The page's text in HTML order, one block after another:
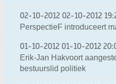
02-10-2012 02-10-2012
PerspectieF introduceert
01-10-2012 01-10-2012
Erik-Jan Hakvoort
bestuurslid politiek